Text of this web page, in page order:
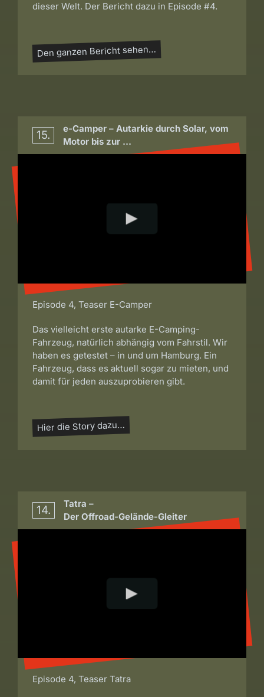
dieser Welt. Der Bericht dazu in Episode #4.
Den ganzen Bericht sehen…
15.
e-Camper – Autarkie durch Solar, vom
Motor bis zur …
Episode 4, Teaser E-Camper
Das vielleicht erste autarke E-Camping-
Fahrzeug, natürlich abhängig vom Fahrstil. Wir
haben es getestet – in und um Hamburg. Ein
Fahrzeug, dass es aktuell sogar zu mieten, und
damit für jeden auszuprobieren gibt.
Hier die Story dazu…
14.
Tatra –
Der Offroad-Gelände-Gleiter
Episode 4, Teaser Tatra